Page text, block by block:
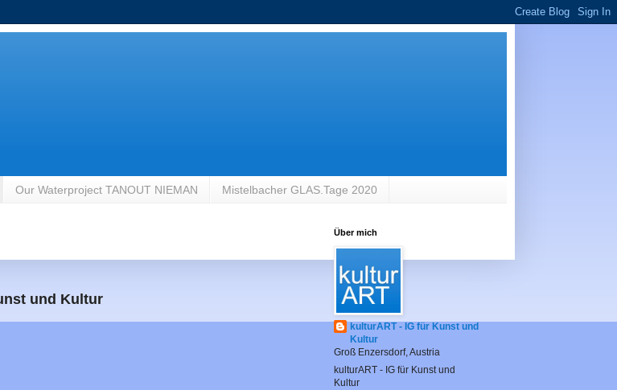
Our Waterproject TANOUT NIEMAN Mistelbacher GLAS.Tage 2020
und Kultur
Über mich
kulturART - IG für Kunst und
Kultur
Groß Enzersdorf, Austria
kulturART - IG für Kunst und
Kultur